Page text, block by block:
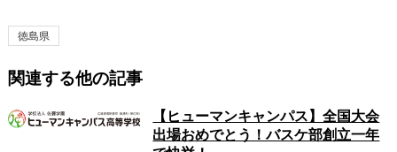
徳島県
関連する他の記事
【ヒューマンキャンパス】全国大会
出場おめでとう！バスケ部創立一年